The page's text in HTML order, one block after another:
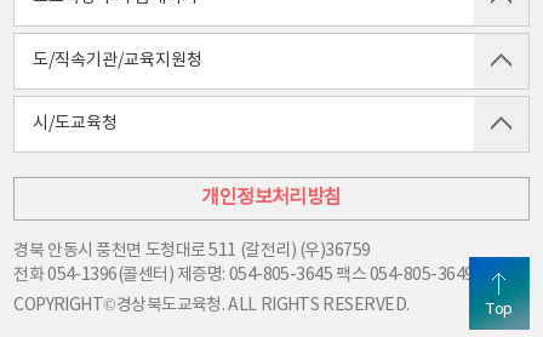
도/직속기관/교육지원청
시/도교육청
개인정보처리방침
경북 안동시 풍천면 도청대로 511 (갈전리) (우)36759
전화054-1396(콜센터) 제증명: 054-805-3645 팩스054-805-3649
COPYRIGHT©경상북도교육청. ALL RIGHTS RESERVED.
Top